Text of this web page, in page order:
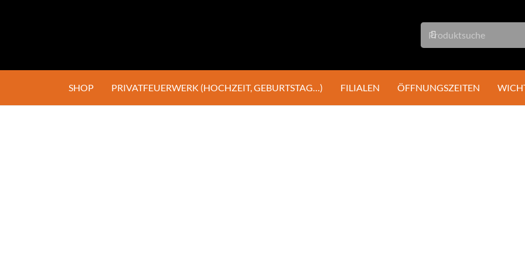
SHOP PRIVATFEUERWERK (HOCHZEIT, GEBURTSTAG…) FILIALEN ÖFFNUNGSZEITEN